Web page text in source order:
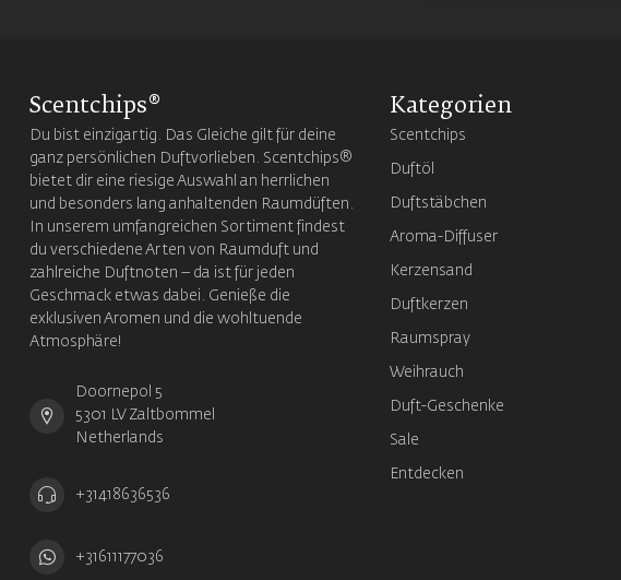
Scentchips®
Du bist einzigartig. Das Gleiche gilt für deine
ganz persönlichen Duftvorlieben. Scentchips®
bietet dir eine riesige Auswahl an herrlichen
und besonders lang anhaltenden Raumdüften.
In unserem umfangreichen Sortiment findest
du verschiedene Arten von Raumduft und
zahlreiche Duftnoten – da ist für jeden
Geschmack etwas dabei. Genieße die
exklusiven Aromen und die wohltuende
Atmosphäre!
Doornepol 5
5301 LV Zaltbommel
Netherlands
+31418636536
+31611177036
Kategorien
Scentchips
Duftöl
Duftstäbchen
Aroma-Diffuser
Kerzensand
Duftkerzen
Raumspray
Weihrauch
Duft-Geschenke
Sale
Entdecken